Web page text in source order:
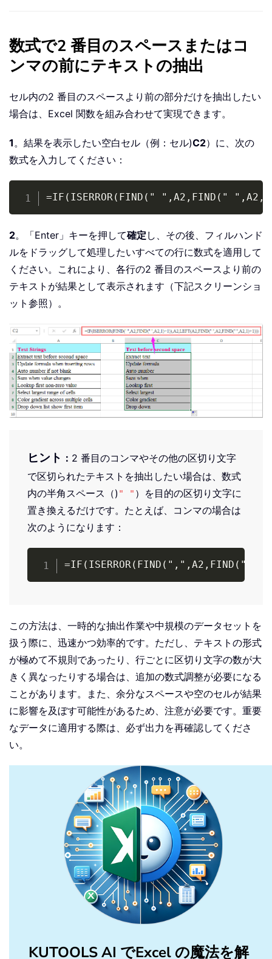
数式で2 番目のスペースまたはコ
ンマの前にテキストの抽出
セル内の2 番目のスペースより前の部分だけを抽出したい
場合は、Excel 関数を組み合わせて実現できます。
1 。結果を表示したい空白セル（例：セル)C2）に、次の
数式を入力してください：
=IF(ISERROR(FIND(" ",A2,FIND("
Copy
2。「Enter」キーを押して確定 し、その後、フィルハンド
ルをドラッグして処理したいすべての行に数式を適用して
ください。これにより、各行の2 番目のスペースより前の
テキストが結果として表示されます（下記スクリーンショ
ット参照）。
ヒント ： 2 番目のコンマやその他の区切り文字
で区切られたテキストを抽出したい場合は、数式
内の半角スペース（) " " ）を目的の区切り文字に
置き換えるだけです。たとえば、コンマの場合は
次のようになります：
Copy
この方法は、一時的な抽出作業や中規模のデータセットを
扱う際に、迅速かつ効率的です。ただし、テキストの形式
が極めて不規則であったり、行ごとに区切り文字の数が大
きく異なったりする場合は、追加の数式調整が必要になる
ことがあります。また、余分なスペースや空のセルが結果
に影響を及ぼす可能性があるため、注意が必要です。重要
なデータに適用する際は、必ず出力を再確認してくださ
い。
KUTOOLS AI でExcel の魔法を解